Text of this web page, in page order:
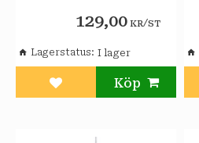
129,00 KR/ST
Lägg till i favoriter
Lagerstatus